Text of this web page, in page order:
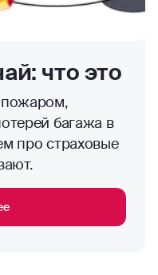
что это
багажа в
про страховые